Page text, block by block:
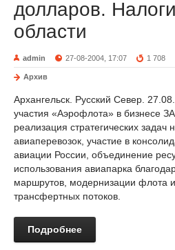
долларов.
области
admin 27-08-2004, 17:07 1 708
Архив
Архангельск. Русский Север.
участия «Аэрофлота» в бизнесе
реализация стратегических задач
авиаперевозок, участие в
авиации России, объединение
использования авиапарка
маршрутов, модернизации флота
трансфертных потоков.
Подробнее